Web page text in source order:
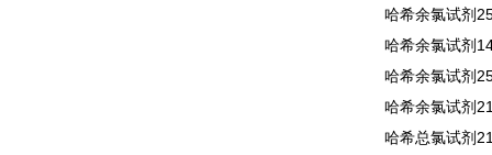
哈希余氯试剂
哈希余氯试剂
哈希余氯试剂
哈希余氯试剂
哈希总氯试剂